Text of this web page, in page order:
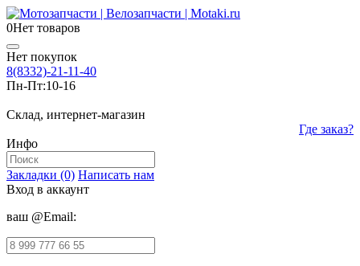
0Нет товаров
Нет покупок
8(8332)-21-11-40
Пн-Пт:10-16
Склад, интернет-магазин
Где заказ?
Инфо
Закладки (0) Написать нам
Вход в аккаунт
ваш @Email: